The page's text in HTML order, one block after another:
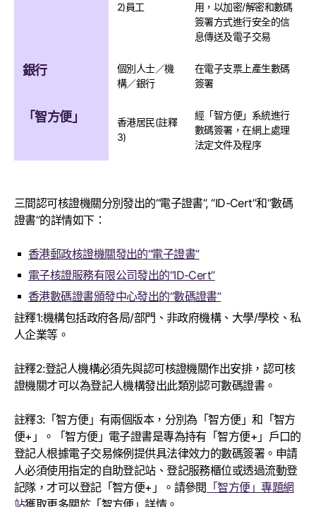
2)員工
用，以加密/解密和數碼
簽署方式進行安全的信
息傳送及電子交易
銀行
個別人士／機
構／銀行
在電子支票上產生數碼
簽署
「智方便」
香港居民(註釋
3)
經「智方便」系統進行
數碼簽署，在網上處理
法定文件及程序
三間認可核證機關分別發出的“電子證書”, “ID-Cert”和“數碼
證書”的詳情如下：
香港郵政核證機關發出的“電子證書”
電子核證服務有限公司發出的“ID-Cert”
香港數碼證書頒發中心發出的“數碼證書”
註釋1:機構包括政府各局/部門、非政府機構、大學/學校、私
人企業等。
註釋2:登記人機構必須先與認可核證機關作出安排，認可核
證機關才可以為登記人機構發出此類別認可數碼證書。
註釋3:「智方便」有兩個版本，分別為「智方便」和「智方
便+」。「智方便」電子證書是專為持有「智方便+」戶口的
登記人根據電子交易條例提供具法律效力的數碼簽署。申請
人必須使用指定的自助登記站、登記服務櫃位或透過流動登
記隊，才可以登記「智方便+」。請參閱 「智方便」專題網